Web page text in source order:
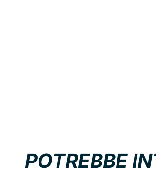
POTREBBE